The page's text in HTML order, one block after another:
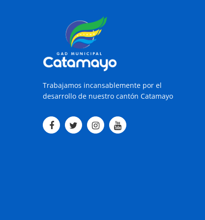
Trabajamos incansablemente por el
desarrollo de nuestro cantón Catamayo